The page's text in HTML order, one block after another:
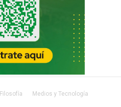
Filosofía Medios y Tecnología